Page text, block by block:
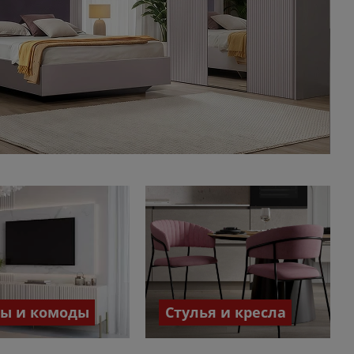
и комоды Стулья и кресла